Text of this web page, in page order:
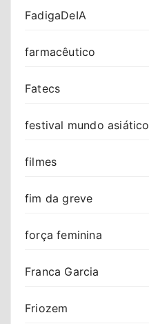
FadigaDeIA
farmacêutico
Fatecs
festival mundo asiático
filmes
fim da greve
força feminina
Franca Garcia
Friozem